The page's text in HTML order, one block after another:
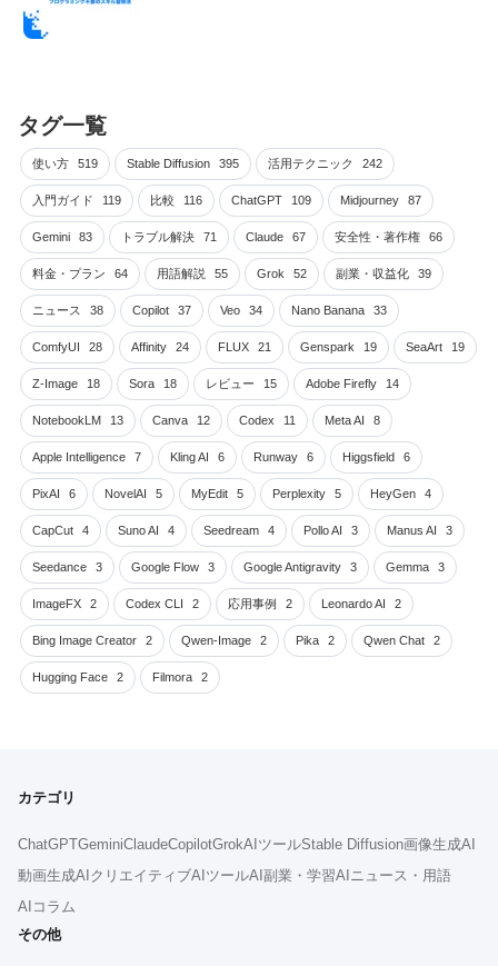
タグ一覧
使い方 519 Stable Diffusion 395 活用テクニック 242
入門ガイド 119 比較 116 ChatGPT 109 Midjourney 87
Gemini 83 トラブル解決 71 Claude 67 安全性・著作権 66
料金・プラン 64 用語解説 55 Grok 52 副業・収益化 39
ニュース 38 Copilot 37 Veo 34 Nano Banana 33
ComfyUI 28 Affinity 24 FLUX 21 Genspark 19 SeaArt 19
Z-Image 18 Sora 18 レビュー 15 Adobe Firefly 14
NotebookLM 13 Canva 12 Codex 11 Meta AI 8
Apple Intelligence 7 Kling AI 6 Runway 6 Higgsfield 6
PixAI 6 NovelAI 5 MyEdit 5 Perplexity 5 HeyGen 4
CapCut 4 Suno AI 4 Seedream 4 Pollo AI 3 Manus AI 3
Seedance 3 Google Flow 3 Google Antigravity 3 Gemma 3
ImageFX 2 Codex CLI 2 応用事例 2 Leonardo AI 2
Bing Image Creator 2 Qwen-Image 2 Pika 2 Qwen Chat 2
Hugging Face 2 Filmora 2
カテゴリ
ChatGPTGeminiClaudeCopilotGrokAIツールStable Diffusion画像生成AI
動画生成AI クリエイティブAIツールAI副業・学習AIニュース・用語
AIコラム
その他